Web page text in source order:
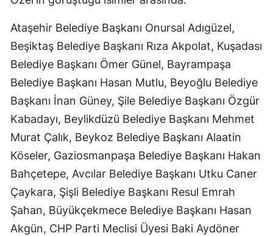
Muğla
Muş
Nevşehir
Niğde
Ordu
Rize
Sakarya
Samsun
Siirt
Ataşehir Belediye Başkanı Onursal Adıgüzel,
Beşiktaş Belediye Başkanı Rıza Akpolat, Kuşadası
Belediye Başkanı Ömer Günel, Bayrampaşa
Belediye Başkanı Hasan Mutlu, Beyoğlu Belediye
Başkanı İnan Güney, Şile Belediye Başkanı Özgür
Kabadayı, Beylikdüzü Belediye Başkanı Mehmet
Murat Çalık, Beykoz Belediye Başkanı Alaatin
Köseler, Gaziosmanpaşa Belediye Başkanı Hakan
Bahçetepe, Avcılar Belediye Başkanı Utku Caner
Çaykara, Şişli Belediye Başkanı Resul Emrah
Şahan, Büyükçekmece Belediye Başkanı Hasan
Akgün, CHP Parti Meclisi Üyesi Baki Aydöner